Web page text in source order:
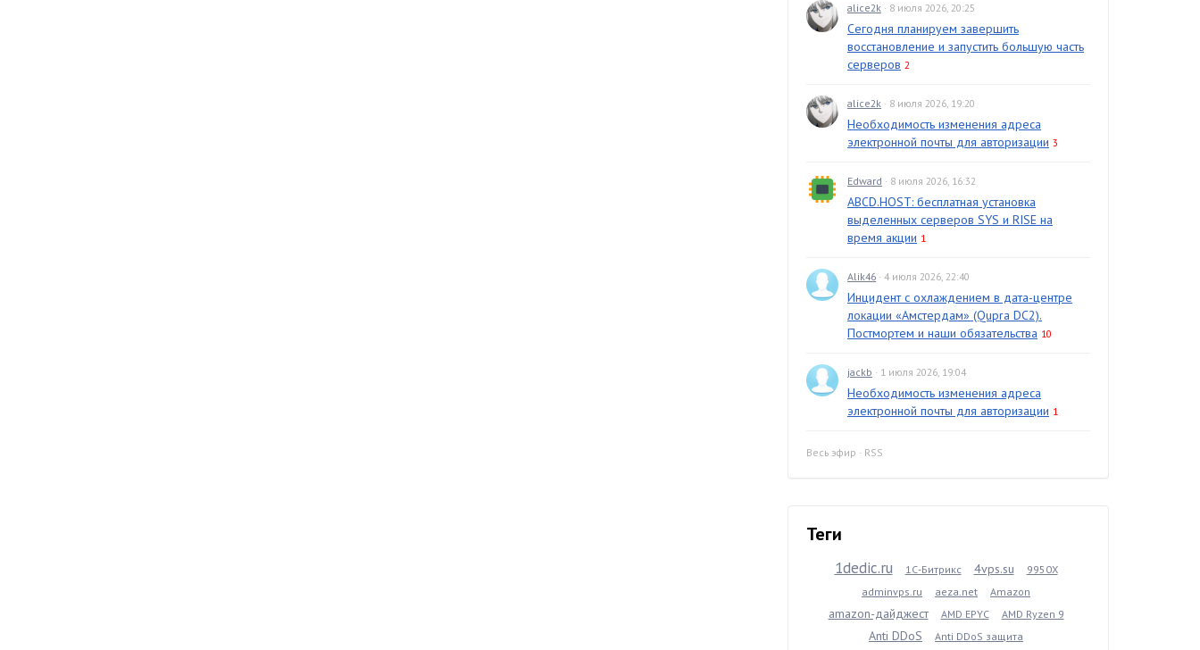
alice2k · 8 июля 2026, 20:25
Сегодня планируем завершить
восстановление и запустить большую часть
серверов 2
alice2k · 8 июля 2026, 19:20
Необходимость изменения адреса
электронной почты для авторизации 3
Edward · 8 июля 2026, 16:32
ABCD.HOST: бесплатная установка
выделенных серверов SYS и RISE на
время акции 1
Alik46 · 4 июля 2026, 22:40
Инцидент с охлаждением в дата-центре
локации «Амстердам» (Qupra DC2).
Постмортем и наши обязательства 10
jackb · 1 июля 2026, 19:04
Необходимость изменения адреса
электронной почты для авторизации 1
Весь эфир · RSS
Теги
1dedic.ru 1С-Битрикс 4vps.su
9950X
adminvps.ru
aeza.net Amazon
amazon-дайджест AMD EPYC AMD Ryzen 9
Anti DDoS
Anti DDoS защита